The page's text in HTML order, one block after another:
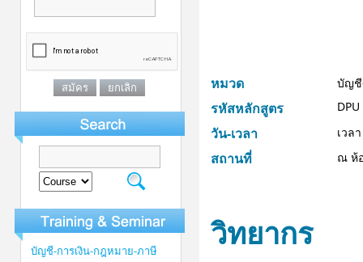
บัญชี-การเงิน-กฎหมาย-ภาษี
หมวด บัญชี
รหัสหลักสูตร
วัน-เวลา เวล
สถานที่ ณ ห้
วิทยากร